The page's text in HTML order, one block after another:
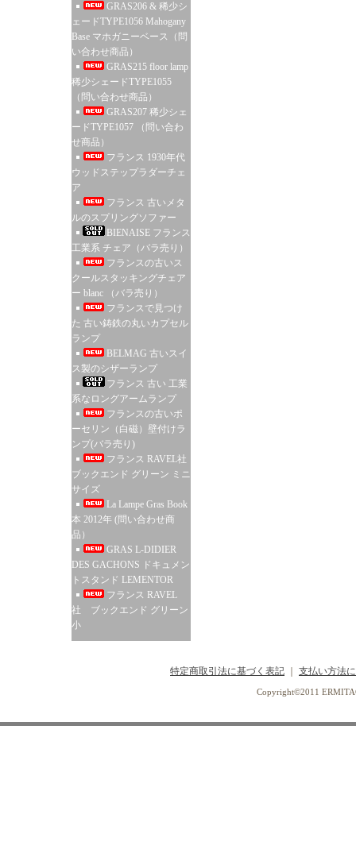
GRAS206 & 稀少シ
ェードTYPE1056 Mahogany
Base マホガニーベース（問
い合わせ商品）
GRAS215 floor lamp
稀少シェードTYPE1055
（問い合わせ商品）
GRAS207 稀少シェ
ードTYPE1057 （問い合わ
せ商品）
フランス 1930年代
ウッドステップラダーチェ
ア
フランス 古いメタ
ルのスプリングソファー
BIENAISE フランス
工業系 チェア（バラ売り）
フランスの古いス
クールスタッキングチェア
ー blanc （バラ売り）
フランスで見つけ
た 古い鋳鉄の丸いカプセル
ランプ
BELMAG 古いスイ
ス製のシザーランプ
フランス 古い 工業
系なロングアームランプ
フランスの古いポ
ーセリン（白磁）壁付けラ
ンプ(バラ売り)
フランス RAVEL社
ブックエンド グリーン ミニ
サイズ
La Lampe Gras Book
本 2012年 (問い合わせ商
品）
GRAS L-DIDIER
DES GACHONS ドキュメン
トスタンド LEMENTOR
フランス RAVEL
社 ブックエンド グリーン
小
特定商取引法に基づく表記 支払い方法
Copyright©2011